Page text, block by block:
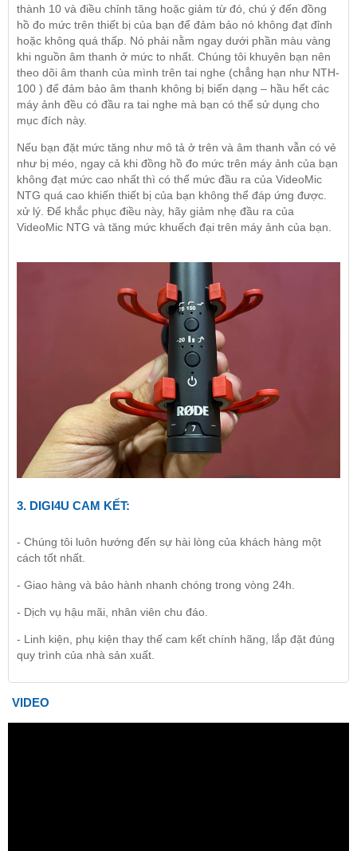
thành 10 và điều chỉnh tăng hoặc giảm từ đó, chú ý đến đồng
hồ đo mức trên thiết bị của bạn để đảm bảo nó không đạt đỉnh
hoặc không quá thấp. Nó phải nằm ngay dưới phần màu vàng
khi nguồn âm thanh ở mức to nhất. Chúng tôi khuyên bạn nên
theo dõi âm thanh của mình trên tai nghe (chẳng hạn như NTH-
100 ) để đảm bảo âm thanh không bị biến dạng – hầu hết các
máy ảnh đều có đầu ra tai nghe mà bạn có thể sử dụng cho
mục đích này.
Nếu bạn đặt mức tăng như mô tả ở trên và âm thanh vẫn có vẻ
như bị méo, ngay cả khi đồng hồ đo mức trên máy ảnh của bạn
không đạt mức cao nhất thì có thể mức đầu ra của VideoMic
NTG quá cao khiến thiết bị của bạn không thể đáp ứng được.
xử lý. Để khắc phục điều này, hãy giảm nhẹ đầu ra của
VideoMic NTG và tăng mức khuếch đại trên máy ảnh của bạn.
3. DIGI4U CAM KẾT:
- Chúng tôi luôn hướng đến sự hài lòng của khách hàng một
cách tốt nhất.
- Giao hàng và bảo hành nhanh chóng trong vòng 24h.
- Dịch vụ hậu mãi, nhân viên chu đáo.
- Linh kiện, phụ kiện thay thế cam kết chính hãng, lắp đặt đúng
quy trình của nhà sản xuất.
VIDEO